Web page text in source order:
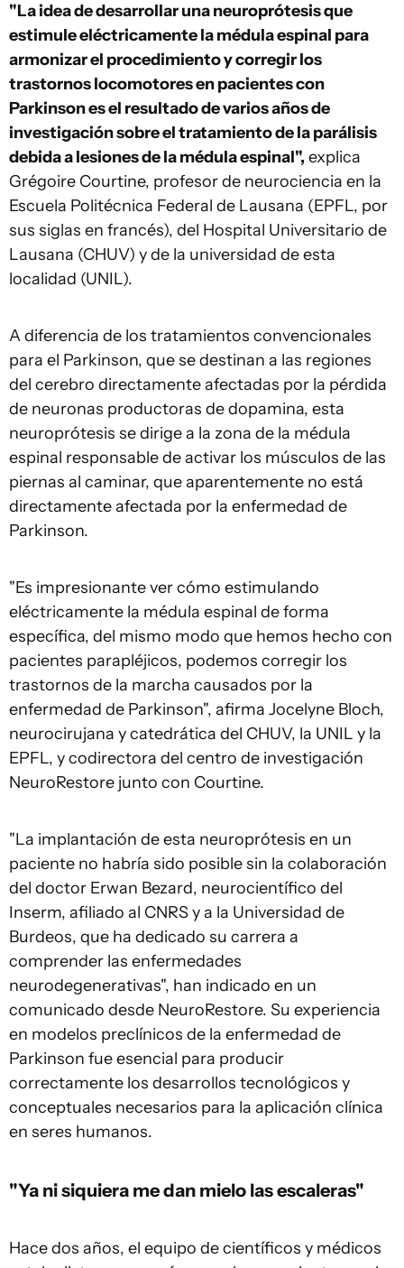
"La idea de desarrollar una neuroprótesis que
estimule eléctricamente la médula espinal para
armonizar el procedimiento y corregir los
trastornos locomotores en pacientes con
Parkinson es el resultado de varios años de
investigación sobre el tratamiento de la parálisis
debida a lesiones de la médula espinal", explica
Grégoire Courtine, profesor de neurociencia en la
Escuela Politécnica Federal de Lausana (EPFL, por
sus siglas en francés), del Hospital Universitario de
Lausana (CHUV) y de la universidad de esta
localidad (UNIL).
A diferencia de los tratamientos convencionales
para el Parkinson, que se destinan a las regiones
del cerebro directamente afectadas por la pérdida
de neuronas productoras de dopamina, esta
neuroprótesis se dirige a la zona de la médula
espinal responsable de activar los músculos de las
piernas al caminar, que aparentemente no está
directamente afectada por la enfermedad de
Parkinson.
"Es impresionante ver cómo estimulando
eléctricamente la médula espinal de forma
específica, del mismo modo que hemos hecho con
pacientes parapléjicos, podemos corregir los
trastornos de la marcha causados por la
enfermedad de Parkinson", afirma Jocelyne Bloch,
neurocirujana y catedrática del CHUV, la UNIL y la
EPFL, y codirectora del centro de investigación
NeuroRestore junto con Courtine.
"La implantación de esta neuroprótesis en un
paciente no habría sido posible sin la colaboración
del doctor Erwan Bezard, neurocientífico del
Inserm, afiliado al CNRS y a la Universidad de
Burdeos, que ha dedicado su carrera a
comprender las enfermedades
neurodegenerativas", han indicado en un
comunicado desde NeuroRestore. Su experiencia
en modelos preclínicos de la enfermedad de
Parkinson fue esencial para producir
correctamente los desarrollos tecnológicos y
conceptuales necesarios para la aplicación clínica
en seres humanos.
"Ya ni siquiera me dan mielo las escaleras"
Hace dos años, el equipo de científicos y médicos